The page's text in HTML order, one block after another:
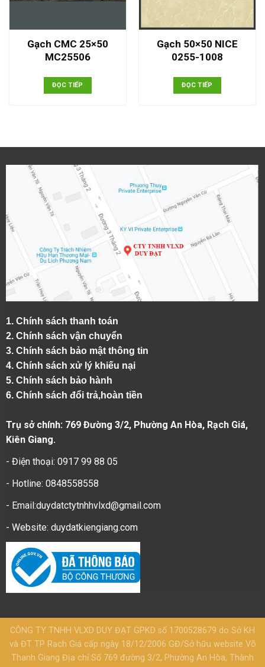
Gạch CMC 25×50
MC25506
ĐỌC TIẾP
Gạch 50×50 NICE
0255-1008
ĐỌC TIẾP
1. Chính sách thanh toán
2. Chính sách vận chuyển
3. Chính sách bảo mật thông tin
4. Chính sách xử lý khiếu nại
5. Chính sách bảo hành
6. Chính sách đổi trả,hoàn tiền
Trụ sở chính: 769 Đường 3/2, Phường An Hòa, Rạch Giá,
Kiên Giang.
- Điện thoại: 0917 99 88 05
- Hotline: 0848558558
- Email:duydatctytnhhvlxd@gmail.com
- Website: duydatkiengiang.com
CÔNG TY TNHH VLXD DUY ĐẠT GPKD số 1700528679 do Sở KH
và ĐT TP Rạch Giá cấp ngày 18/12/2006 GĐ/Sở hữu website Võ
Thanh Giang Địa chỉ:Số 769 đường 3/2, Phường An Hòa, Thành